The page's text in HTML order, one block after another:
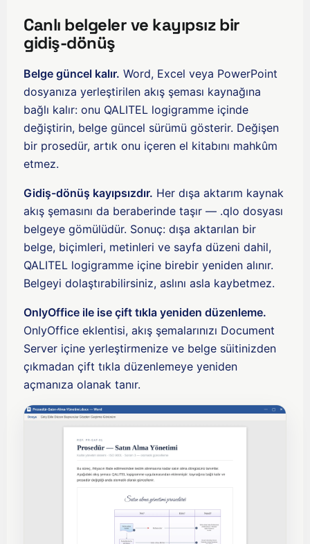
Canlı belgeler ve kayıpsız bir
gidiş-dönüş
Belge güncel kalır. Word, Excel veya PowerPoint
dosyanıza yerleştirilen akış şeması kaynağına
bağlı kalır: onu QALITEL logigramme içinde
değiştirin, belge güncel sürümü gösterir. Değişen
bir prosedür, artık onu içeren el kitabını mahkûm
etmez.
Gidiş-dönüş kayıpsızdır. Her dışa aktarım kaynak
akış şemasını da beraberinde taşır — .qlo dosyası
belgeye gömülüdür. Sonuç: dışa aktarılan bir
belge, biçimleri, metinleri ve sayfa düzeni dahil,
QALITEL logigramme içine birebir yeniden alınır.
Belgeyi dolaştırabilirsiniz, aslını asla kaybetmez.
OnlyOffice ile ise çift tıkla yeniden düzenleme.
OnlyOffice eklentisi, akış şemalarınızı Document
Server içine yerleştirmenize ve belge süitinizden
çıkmadan çift tıkla düzenlemeye yeniden
açmanıza olanak tanır.